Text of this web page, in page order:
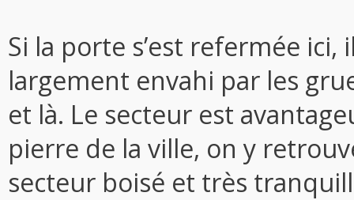
Si la porte s’est refermée
largement envahi par les
et là. Le secteur est
pierre de la ville, on y
secteur boisé et très